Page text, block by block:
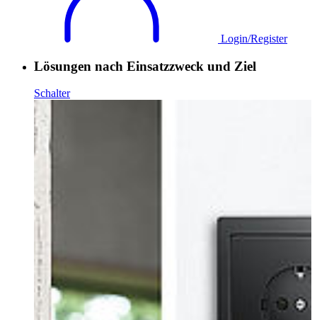
Login/Register
Lösungen nach Einsatzzweck und Ziel
Schalter